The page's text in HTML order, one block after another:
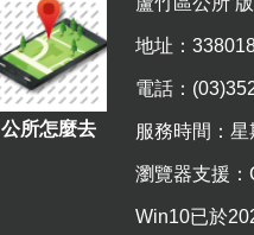
公所怎麼去
地址 ：
電話：
服務時間：
瀏覽器支援：
Win10已於